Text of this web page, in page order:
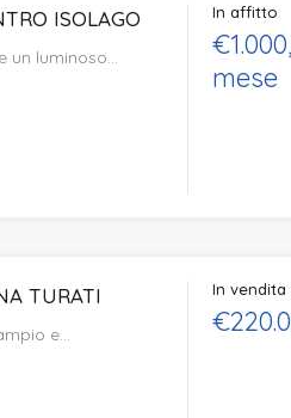
ISOLAGO
luminoso…
In affitto
mese
TURATI
e…
In vendita